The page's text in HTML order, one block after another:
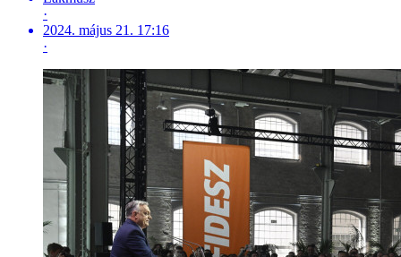
·
2024. május 21. 17:16
·